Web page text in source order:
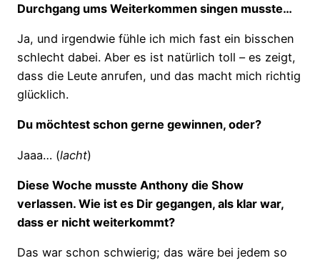
Durchgang ums Weiterkommen singen musste…
Ja, und irgendwie fühle ich mich fast ein bisschen
schlecht dabei. Aber es ist natürlich toll – es zeigt,
dass die Leute anrufen, und das macht mich richtig
glücklich.
Du möchtest schon gerne gewinnen, oder?
Jaaa… (lacht)
Diese Woche musste Anthony die Show
verlassen. Wie ist es Dir gegangen, als klar war,
dass er nicht weiterkommt?
Das war schon schwierig; das wäre bei jedem so